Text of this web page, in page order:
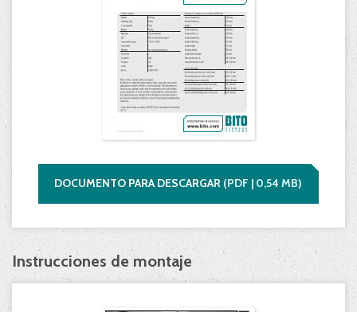
DOCUMENTO PARA DESCARGAR (PDF | 0,54 MB)
Instrucciones de montaje